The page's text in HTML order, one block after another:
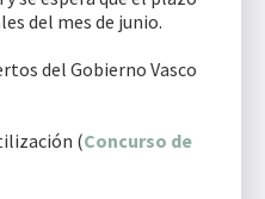
del mes de junio.
del Gobierno Vasco
(Concurso de